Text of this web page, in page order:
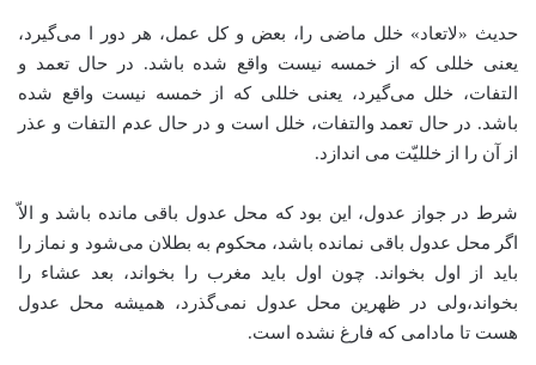
حدیث «لاتعاد» خلل ماضی را، بعض و کل عمل، هر دور ا می‌گیرد،
یعنی خللی که از خمسه نیست واقع شده باشد. در حال تعمد و
التفات، خلل می‌گیرد، یعنی خللی که از خمسه نیست واقع شده
باشد. در حال تعمد والتفات، خلل است و در حال عدم التفات و عذر
از آن را از خللیّت می اندازد.
شرط در جواز عدول، این بود که محل عدول باقی مانده باشد و الاّ
اگر محل عدول باقی نمانده باشد، محکوم به بطلان می‌شود و نماز را
باید از اول بخواند. چون اول باید مغرب را بخواند، بعد عشاء را
بخواند،‌ولی در ظهرین محل عدول نمی‌گذرد، همیشه محل عدول
هست تا مادامی که فارغ نشده است.